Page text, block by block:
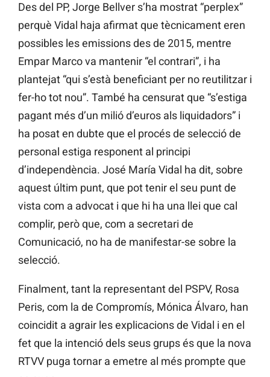
Des del PP, Jorge Bellver s’ha mostrat “perplex”
perquè Vidal haja afirmat que tècnicament eren
possibles les emissions des de 2015, mentre
Empar Marco va mantenir “el contrari”, i ha
plantejat “qui s’està beneficiant per no reutilitzar i
fer-ho tot nou”. També ha censurat que “s’estiga
pagant més d’un milió d’euros als liquidadors” i
ha posat en dubte que el procés de selecció de
personal estiga responent al principi
d’independència. José María Vidal ha dit, sobre
aquest últim punt, que pot tenir el seu punt de
vista com a advocat i que hi ha una llei que cal
complir, però que, com a secretari de
Comunicació, no ha de manifestar-se sobre la
selecció.
Finalment, tant la representant del PSPV, Rosa
Peris, com la de Compromís, Mónica Álvaro, han
coincidit a agrair les explicacions de Vidal i en el
fet que la intenció dels seus grups és que la nova
RTVV puga tornar a emetre al més prompte que